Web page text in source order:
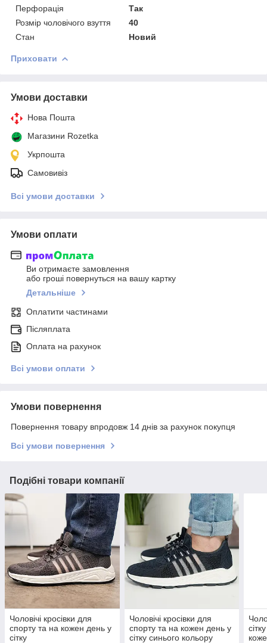
Перфорація
Так
Розмір чоловічого взуття
40
Стан
Новий
Приховати
Умови доставки
Нова Пошта
Магазини Rozetka
Укрпошта
Самовивіз
Всі умови доставки
Умови оплати
Ви отримаєте замовлення
або гроші повернуться на вашу картку
Детальніше
Оплатити частинами
Післяплата
Оплата на рахунок
Всі умови оплати
Умови повернення
Повернення товару впродовж 14 днів за рахунок покупця
Всі умови повернення
Подібні товари компанії
Чоловічі кросівки для
спорту та на кожен день у
сітку
Чоловічі кросівки для
спорту та на кожен день у
сітку синього кольору